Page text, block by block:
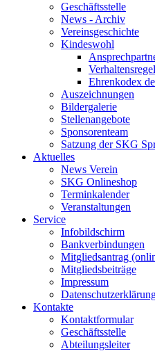
Geschäftsstelle
News - Archiv
Vereinsgeschichte
Kindeswohl
Ehrenkodex
Auszeichnungen
Bildergalerie
Stellenangebote
Sponsorenteam
Satzung der SKG
Aktuelles
News Verein
SKG Onlineshop
Terminkalender
Veranstaltungen
Service
Infobildschirm
Bankverbindungen
Mitgliedsantrag
Mitgliedsbeiträge
Impressum
Kontakte
Kontaktformular
Geschäftsstelle
Abteilungsleiter